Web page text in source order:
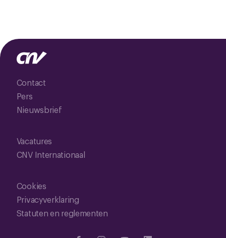
Contact
Pers
Nieuwsbrief
Vacatures
CNV Internationaal
Cookies
Privacyverklaring
Statuten en reglementen